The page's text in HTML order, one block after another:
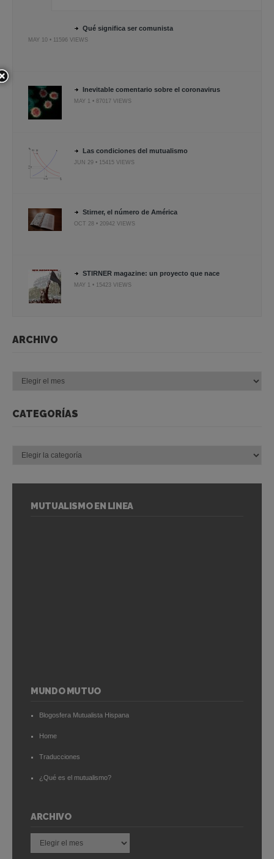
Qué significa ser comunista
MAY 10 • 11596 VIEWS
Inevitable comentario sobre el coronavirus
MAY 1 • 87017 VIEWS
Las condiciones del mutualismo
JUN 29 • 15415 VIEWS
Stirner, el número de América
OCT 28 • 20942 VIEWS
STIRNER magazine: un proyecto que nace
MAY 1 • 15423 VIEWS
ARCHIVO
CATEGORÍAS
MUTUALISMO EN LÍNEA
MUNDO MUTUO
Blogosfera Mutualista Hispana
Home
Traducciones
¿Qué es el mutualismo?
ARCHIVO
Archivo